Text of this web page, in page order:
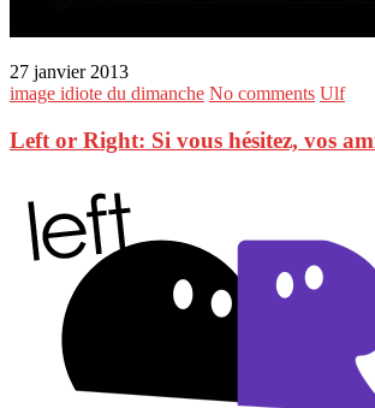
27 janvier 2013
image idiote du dimanche No comments Ulf
Left or Right: Si vous hésitez, vos